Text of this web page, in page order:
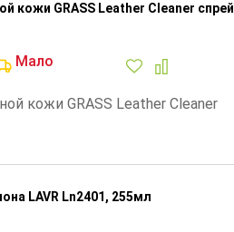
кожи GRASS Leather Cleaner спрей
Мало
кожи GRASS Leather Cleaner
LAVR Ln2401, 255мл